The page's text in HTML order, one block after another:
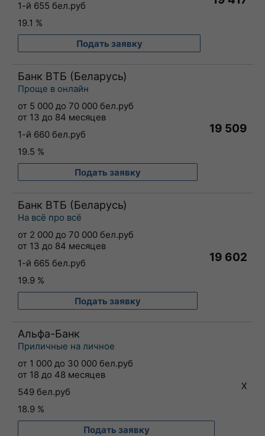
1-й 655 бел.руб
19.1 %
Подать заявку
Банк ВТБ (Беларусь)
Проще в онлайн
от 5 000 до 70 000 бел.руб
от 13 до 84 месяцев
1-й 660 бел.руб
19.5 %
Подать заявку
19 509
Банк ВТБ (Беларусь)
На всё про всё
от 2 000 до 70 000 бел.руб
от 13 до 84 месяцев
1-й 665 бел.руб
19.9 %
Подать заявку
19 602
Альфа-Банк
Приличные на личное
от 1 000 до 30 000 бел.руб
от 18 до 48 месяцев
549 бел.руб
18.9 %
Подать заявку
X